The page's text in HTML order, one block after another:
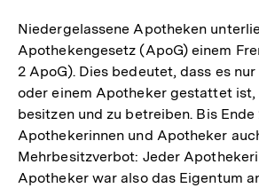
Niedergelassene Apotheken
Apothekengesetz (ApoG) einem
2 ApoG). Dies bedeutet, dass es
oder einem Apotheker gestattet ist,
besitzen und zu betreiben. Bis
Apothekerinnen und Apotheker
Mehrbesitzverbot: Jeder
Apotheker war also das Eigentum